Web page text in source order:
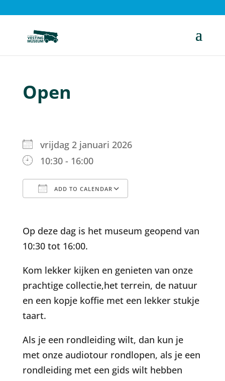
Open
vrijdag 2 januari 2026
10:30 - 16:00
ADD TO CALENDAR
Op deze dag is het museum geopend van
10:30 tot 16:00.
Kom lekker kijken en genieten van onze
prachtige collectie,het terrein, de natuur
en een kopje koffie met een lekker stukje
taart.
Als je een rondleiding wilt, dan kun je
met onze audiotour rondlopen, als je een
rondleiding met een gids wilt hebben